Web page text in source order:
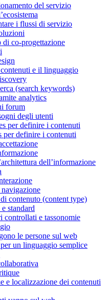
del servizio
i flussi di servizio
di co-progettazione
e il linguaggio
(search keywords)
analytics
forum
degli utenti
per definire i contenuti
per definire i contenuti
dell’informazione
contenuto (content type)
standard
controllati e tassonomie
le persone sul web
un linguaggio semplice
e localizzazione dei contenuti